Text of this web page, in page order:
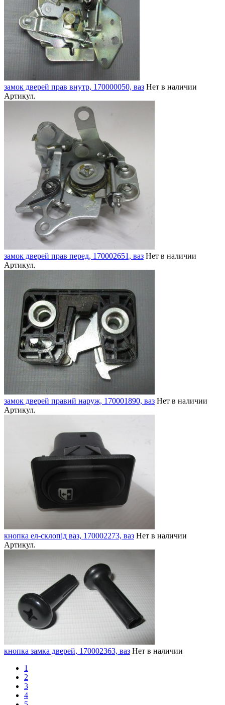
замок дверей прав внутр, 170000050, ваз Нет в наличии
Артикул.
замок дверей прав перед, 170002651, ваз Нет в наличии
Артикул.
замок дверей правий наруж, 170001890, ваз Нет в наличии
Артикул.
кнопка ел-склопід ваз, 170002273, ваз Нет в наличии
Артикул.
кнопка замка дверей, 170002363, ваз Нет в наличии
1
2
3
4